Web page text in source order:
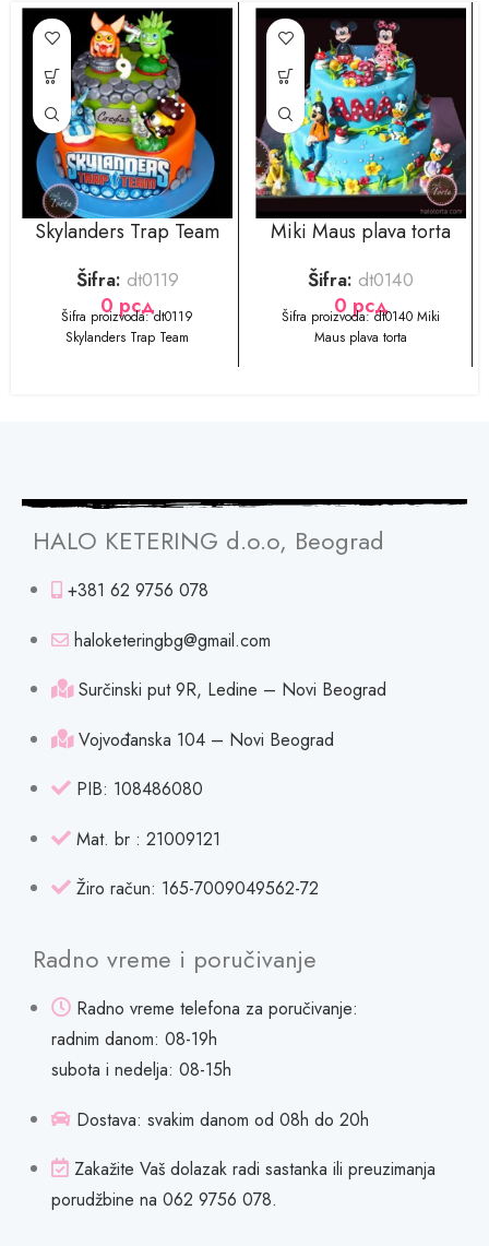
Skylanders Trap Team
Šifra: dt0119
0 рсд
​​​​Šifra proizvoda: dt0119
Skylanders Trap Team
Miki Maus plava torta
Šifra: dt0140
0 рсд
​​​​Šifra proizvoda: dt0140 Miki
Maus plava torta
HALO KETERING d.o.o, Beograd
+381 62 9756 078
haloketeringbg@gmail.com
Surčinski put 9R, Ledine – Novi Beograd
Vojvođanska 104 – Novi Beograd
PIB: 108486080
Mat. br : 21009121
Žiro račun: 165-7009049562-72
Radno vreme i poručivanje
Radno vreme telefona za poručivanje:
radnim danom: 08-19h
subota i nedelja: 08-15h
Dostava: svakim danom od 08h do 20h
Zakažite Vaš dolazak radi sastanka ili preuzimanja
porudžbine na 062 9756 078.